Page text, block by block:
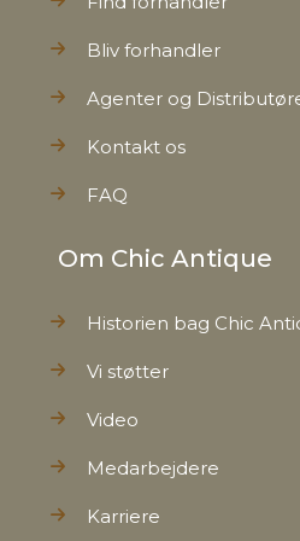
Bliv forhandler
Agenter og
Kontakt os
FAQ
Om Chic Antique
Historien bag Chic
Vi støtter
Video
Medarbejdere
Karriere